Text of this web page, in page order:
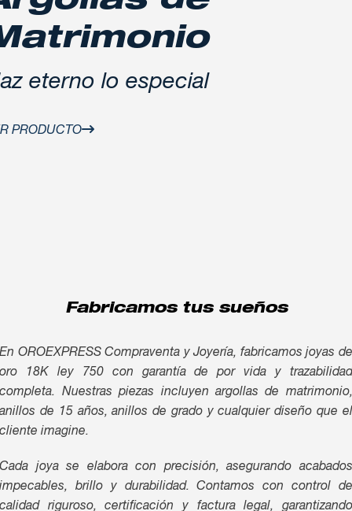
eterno lo especial
PRODUCTO
Fabricamos tus sueños
En OROEXPRESS Compraventa y Joyería, fabricamos joyas de
oro 18K ley 750 con garantía de por vida y trazabilidad
completa. Nuestras piezas incluyen argollas de matrimonio,
anillos de 15 años, anillos de grado y cualquier diseño que el
cliente imagine.
Cada joya se elabora con precisión, asegurando acabados
impecables, brillo y durabilidad. Contamos con control de
calidad riguroso, certificación y factura legal, garantizando